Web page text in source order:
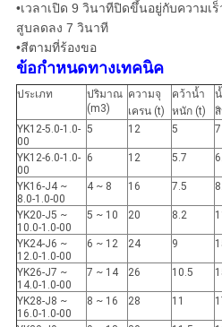
•เวลาเปิด 9 วินาทีปิดขึ้นอยู่กับความเ
สูบลดลง 7 วินาที
•สีตามที่ร้องขอ
ข้อกำหนดทางเทคนิค
ประเภท
ปริมาณ
(m3)
ความจุ
เครน (t)
คว้าน้ำ
หนัก (t)
YK12-5.0-1.0-
00
5 12 5 7
YK12-6.0-1.0-
00
6 12 5.7
YK16-J4 ~
8.0-1.0-00
4 ~ 8 16 7.5
YK20-J5 ~
10.0-1.0-00
5 ~ 10 20 8.2
YK24-J6 ~
12.0-1.0-00
6 ~ 12 24 9
YK26-J7 ~
14.0-1.0-00
7 ~ 14 26 10.5
YK28-J8 ~
16.0-1.0-00
8 ~ 16 28 11